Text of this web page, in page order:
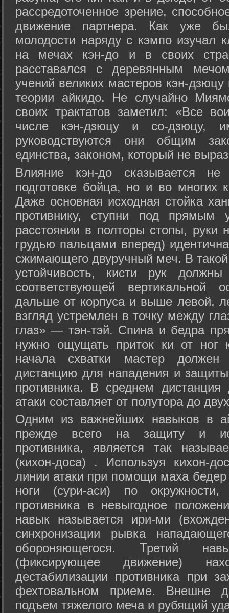
рассредоточенное зрение,
движение партнера. Как уже
молодости наряду с кэмпо изучал
на мечах кэн-до и в своих
расставался с деревянным
учений великих мастеров кэн-
теории айкидо. Не случайно
своих трактатов заметил: «Все
числе кэн-дзюцу и со-дзюцу,
руководствуются они общим
единства, законом, который не
Влияние кэн-до сказывается не
подготовке бойца, но и во многих
Даже основная исходная стойка
противнику, ступни под прямым
расстоянии в полторы стопы, руки
грудью пальцами вперед)
сжимающего двуручный меч. В
устойчивость, кисти рук
соответствующей
дальше от корпуса и выше левой,
взгляд устремлен в точку между
глаз» — тэн-тэй. Спина и бедра
нужно ощущать приток ки от
начала схватки мастер должен
дистанцию для нападения и
противника. В среднем
атаки составляет от полутора до
Одним из важнейших навыков в
прежде всего на защиту и
противника, является так
(кихон-доса) . Используя кихон-
линии атаки при помощи маха
ноги (сури-аси) по
противника в невыгодное
навык называется ири-ми
синхронизации рывка
обороняющегося. Третий
(фиксирующее движение)
дестабилизации противника при
фехтовальном приеме. Внешне
подъем тяжелого меча и рубящий